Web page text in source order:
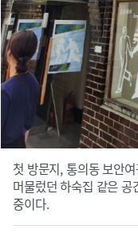
첫 방문지, 통의동 보안
머물렀던 하숙집 같은
중이다.